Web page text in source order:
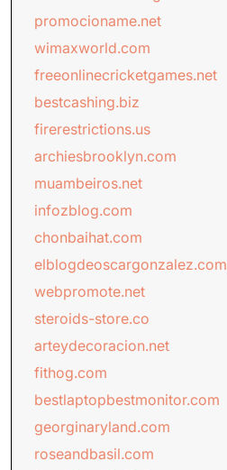
promocioname.net
wimaxworld.com
freeonlinecricketgames.net
bestcashing.biz
firerestrictions.us
archiesbrooklyn.com
muambeiros.net
infozblog.com
chonbaihat.com
elblogdeoscargonzalez.com
webpromote.net
steroids-store.co
arteydecoracion.net
fithog.com
bestlaptopbestmonitor.com
georginaryland.com
roseandbasil.com